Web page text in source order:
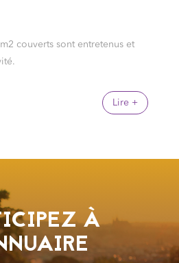
couverts sont entretenus et
Lire +
À